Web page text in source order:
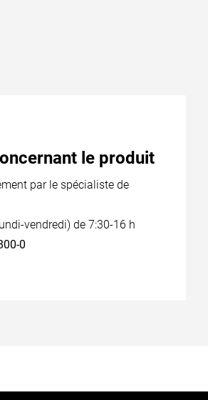
le produit
par le spécialiste de
vendredi) de 7:30-16 h
0